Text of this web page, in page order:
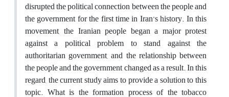
disrupted the political connection between the people and
the government for the first time in Iran’s history. In this
movement, the Iranian people began a major protest
against a political problem to stand against the
authoritarian government, and the relationship between
the people and the government changed as a result. In this
regard, the current study aims to provide a solution to this
topic. What is the formation process of the tobacco